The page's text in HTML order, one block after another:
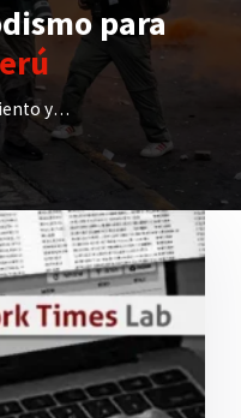
para
Nueva apuesta por el fortalecimiento y defensa del periodismo y la democracia